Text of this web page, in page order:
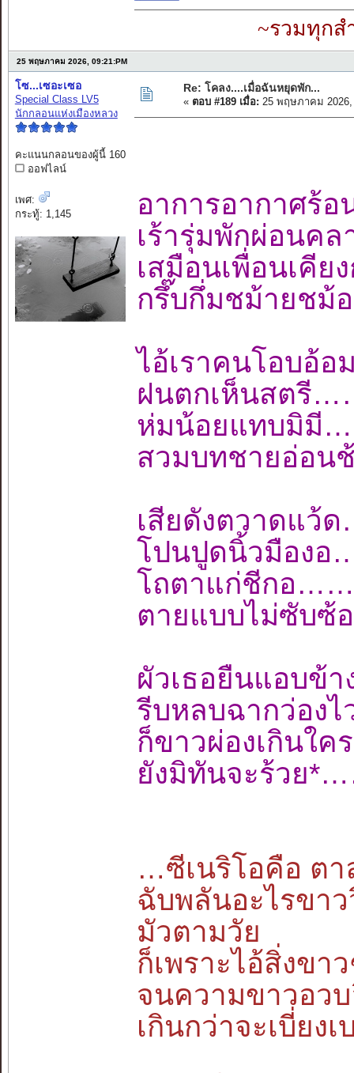
~รวมทุกส
25 พฤษภาคม 2026, 09:21:PM
โซ...เซอะเซอ
Special Class LV5
นักกลอนแห่งเมืองหลวง
คะแนนกลอนของผู้นี้ 160
ออฟไลน์
เพศ:
กระทู้: 1,145
Re: โคลง....เมื่อฉันหยุดพัก...
« ตอบ #189 เมื่อ: 25 พฤษภาคม 2026,
อาการอากาศ
เร้ารุ่มพักผ่อนค
เสมือนเพื่อนเคี
กรึ๊บกึ่มชม้ายช
ไอ้เราคนโอบ
ฝนตกเห็นสต
ห่มน้อยแทบมิ
สวมบทชายอ่อ
เสียดังตวาดแ
โปนปูดนิ้วมือง
โถตาแก่ชีกอ
ตายแบบไม่ซับ
ผัวเธอยืนแอบ
รีบหลบฉากว่อ
ก็ขาวผ่องเกิน
ยังมิทันจะร้วย
…ซีเนริโอคือ ตา
ฉับพลันอะไรขา
มัวตามวัย
ก็เพราะไอ้สิ่งข
จนความขาวอว
เกินกว่าจะเบี่ยง